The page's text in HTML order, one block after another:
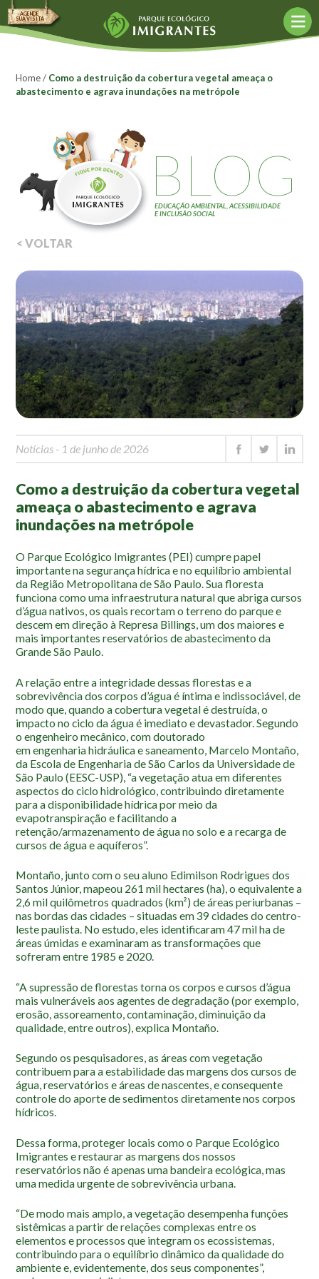
Agende sua visita
Agendar agora
Política de Agendamento
O Parque
Bioconstrução
Conceito Mottainai
Construção Sustentável
Fund. Kunito Miyasaka
Monitores
Mapa Ilustrado
Fauna e Flora
Aranhas
Anta
Palmeira Juçara
Bugio
Cambuci
Liquens
Atividades
Escolas e Universidades
Educação Ambiental
Roteiro da monitoria
Terceira Idade
Inclusão Social
Blog
Newsletter
Notícias
Na mídia
Contato
Contato
Como chegar
Perguntas frequentes
Assessoria de Imprensa
AGENDE
SUA VISITA
Home/ Como a destruição da cobertura vegetal ameaça o
abastecimento e agrava inundações na metrópole
BLOG
EDUCAÇÃO AMBIENTAL, ACESSIBILIDADE
E INCLUSÃO SOCIAL
< VOLTAR
Notícias - 1 de junho de 2026
Como a destruição da cobertura vegetal
ameaça o abastecimento e agrava
inundações na metrópole
O Parque Ecológico Imigrantes (PEI) cumpre papel
importante na segurança hídrica e no equilíbrio ambiental
da Região Metropolitana de São Paulo. Sua floresta
funciona como uma infraestrutura natural que abriga cursos
d’água nativos, os quais recortam o terreno do parque e
descem em direção à Represa Billings, um dos maiores e
mais importantes reservatórios de abastecimento da
Grande São Paulo.
A relação entre a integridade dessas florestas e a
sobrevivência dos corpos d’água é íntima e indissociável, de
modo que, quando a cobertura vegetal é destruída, o
impacto no ciclo da água é imediato e devastador. Segundo
o engenheiro mecânico, com doutorado
em engenharia hidráulica e saneamento, Marcelo Montaño,
da Escola de Engenharia de São Carlos da Universidade de
São Paulo (EESC-USP), “a vegetação atua em diferentes
aspectos do ciclo hidrológico, contribuindo diretamente
para a disponibilidade hídrica por meio da
evapotranspiração e facilitando a
retenção/armazenamento de água no solo e a recarga de
cursos de água e aquíferos”.
Montaño, junto com o seu aluno Edimilson Rodrigues dos
Santos Júnior, mapeou 261 mil hectares (ha), o equivalente a
2,6 mil quilômetros quadrados (km²) de áreas periurbanas –
nas bordas das cidades – situadas em 39 cidades do centro-
leste paulista. No estudo, eles identificaram 47 mil ha de
áreas úmidas e examinaram as transformações que
sofreram entre 1985 e 2020.
“A supressão de florestas torna os corpos e cursos d’água
mais vulneráveis aos agentes de degradação (por exemplo,
erosão, assoreamento, contaminação, diminuição da
qualidade, entre outros), explica Montaño.
Segundo os pesquisadores, as áreas com vegetação
contribuem para a estabilidade das margens dos cursos de
água, reservatórios e áreas de nascentes, e consequente
controle do aporte de sedimentos diretamente nos corpos
hídricos.
Dessa forma, proteger locais como o Parque Ecológico
Imigrantes e restaurar as margens dos nossos
reservatórios não é apenas uma bandeira ecológica, mas
uma medida urgente de sobrevivência urbana.
“De modo mais amplo, a vegetação desempenha funções
sistêmicas a partir de relações complexas entre os
elementos e processos que integram os ecossistemas,
contribuindo para o equilíbrio dinâmico da qualidade do
ambiente e, evidentemente, dos seus componentes”,